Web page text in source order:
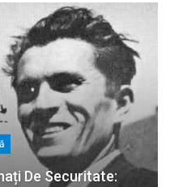
De Securitate: